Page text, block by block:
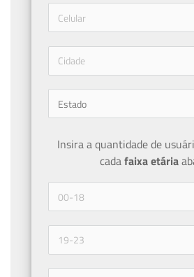
Insira a quantidade de
cada faixa etária